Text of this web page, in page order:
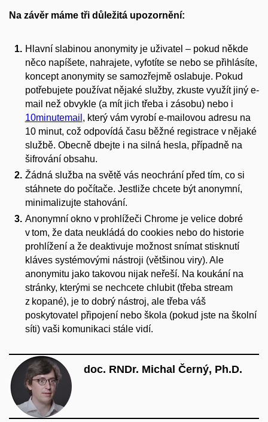
Na závěr máme tři důležitá upozornění:
Hlavní slabinou anonymity je uživatel – pokud někde
něco napíšete, nahrajete, vyfotíte se nebo se přihlásíte,
koncept anonymity se samozřejmě oslabuje. Pokud
potřebujete používat nějaké služby, zkuste využít jiný e-
mail než obvykle (a mít jich třeba i zásobu) nebo i
10minutemail , který vám vyrobí e-mailovou adresu na
10 minut, což odpovídá času běžné registrace v nějaké
službě. Obecně dbejte i na silná hesla, případně na
šifrování obsahu.
Žádná služba na světě vás neochrání před tím, co si
stáhnete do počítače. Jestliže chcete být anonymní,
minimalizujte stahování.
Anonymní okno v prohlížeči Chrome je velice dobré
v tom, že data neukládá do cookies nebo do historie
prohlížení a že deaktivuje možnost snímat stisknutí
kláves systémovými nástroji (většinou viry). Ale
anonymitu jako takovou nijak neřeší. Na koukání na
stránky, kterými se nechcete chlubit (třeba stream
z kopané), je to dobrý nástroj, ale třeba váš
poskytovatel připojení nebo škola (pokud jste na školní
síti) vaši komunikaci stále vidí.
doc. RNDr. Michal Černý, Ph.D.